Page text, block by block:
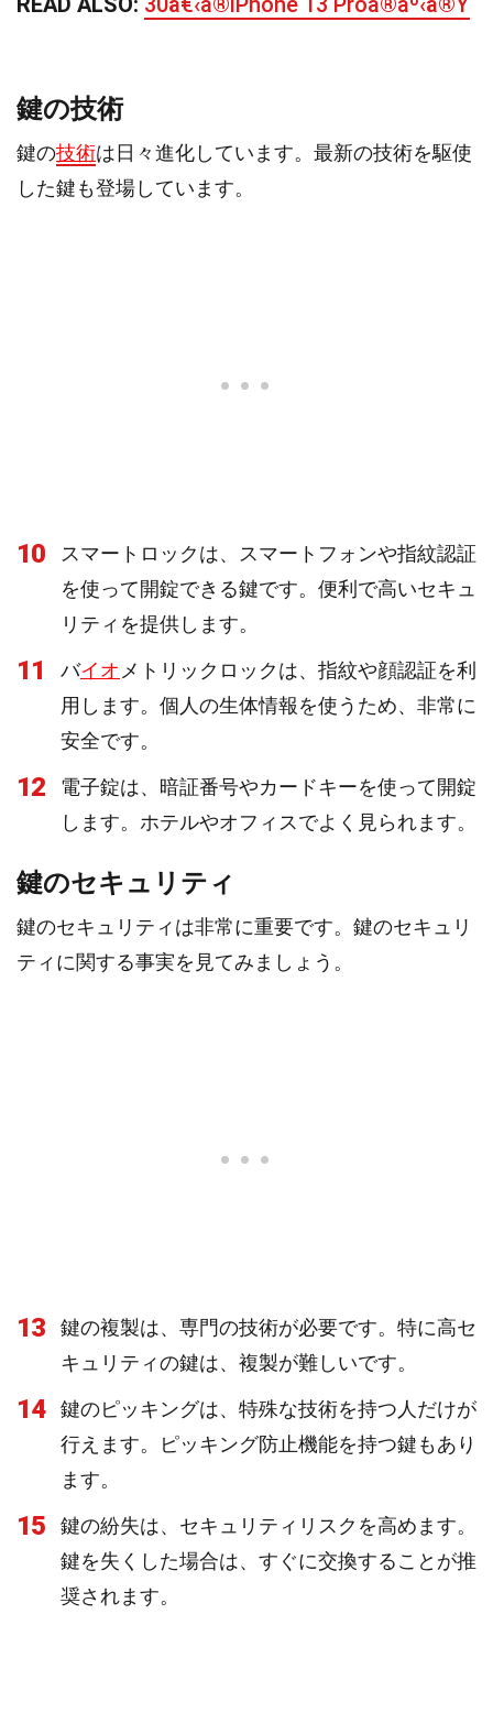
鍵の技術
鍵の技術は日々進化しています。最新の技術を駆使
した鍵も登場しています。
10
スマートロックは、スマートフォンや指紋認証
を使って開錠できる鍵です。便利で高いセキュ
リティを提供します。
11 バイオ メトリックロックは、指紋や顔認証を利
用します。個人の生体情報を使うため、非常に
安全です。
12
電子錠は、暗証番号やカードキーを使って開錠
します。ホテルやオフィスでよく見られます。
鍵のセキュリティ
鍵のセキュリティは非常に重要です。鍵のセキュリ
ティに関する事実を見てみましょう。
13
鍵の複製は、専門の技術が必要です。特に高セ
キュリティの鍵は、複製が難しいです。
14
鍵のピッキングは、特殊な技術を持つ人だけが
行えます。ピッキング防止機能を持つ鍵もあり
ます。
15
鍵の紛失は、セキュリティリスクを高めます。
鍵を失くした場合は、すぐに交換することが推
奨されます。